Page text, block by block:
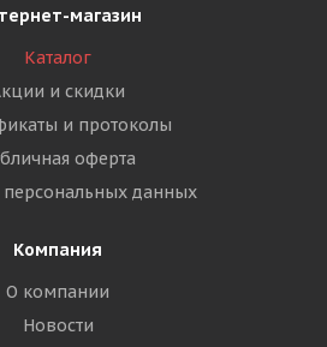
магазин
Каталог
и скидки
и протоколы
оферта
персональных данных
Компания
О компании
Новости